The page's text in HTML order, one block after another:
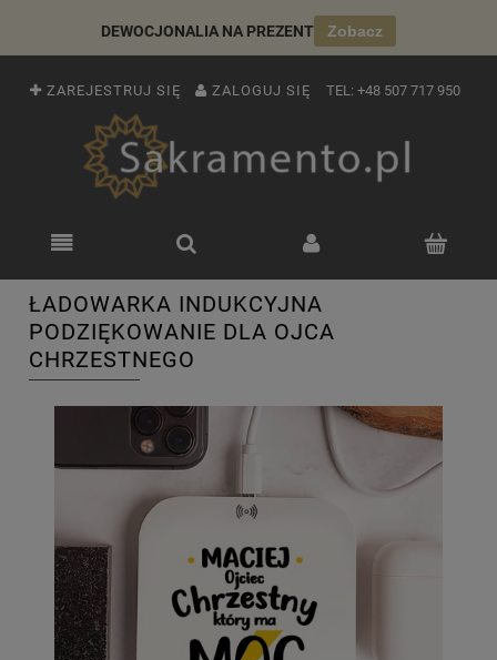
DEWOCJONALIA NA PREZENT Zobacz
ZAREJESTRUJ SIĘ ZALOGUJ SIĘ TEL: +48 507 717 950
ŁADOWARKA INDUKCYJNA
PODZIĘKOWANIE DLA OJCA
CHRZESTNEGO